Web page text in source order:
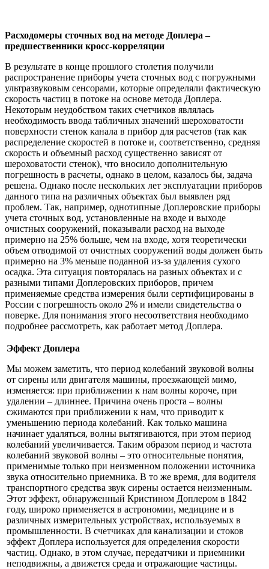
Расходомеры сточных вод на методе Доплера –
предшественники кросс-корреляции
В результате в конце прошлого столетия получили
распространение приборы учета сточных вод с погружными
ультразвуковым сенсорами, которые определяли фактическую
скорость частиц в потоке на основе метода Доплера.
Некоторым неудобством таких счетчиков являлась
необходимость ввода табличных значений шероховатости
поверхности стенок канала в прибор для расчетов (так как
распределение скоростей в потоке и, соответственно, средняя
скорость и объемный расход существенно зависят от
шероховатости стенок), что вносило дополнительную
погрешность в расчеты, однако в целом, казалось бы, задача
решена. Однако после нескольких лет эксплуатации приборов
данного типа на различных объектах был выявлен ряд
проблем. Так, например, однотипные Доплеровские приборы
учета сточных вод, установленные на входе и выходе
очистных сооружений, показывали расход на выходе
примерно на 25% больше, чем на входе, хотя теоретически
объем отводимой от очистных сооружений воды должен быть
примерно на 3% меньше поданной из-за удаления сухого
осадка. Эта ситуация повторялась на разных объектах и с
разными типами Доплеровских приборов, причем
применяемые средства измерения были сертифицированы в
России с погрешность около 2% и имели свидетельства о
поверке. Для понимания этого несоответствия необходимо
подробнее рассмотреть, как работает метод Доплера.
Эффект Доплера
Мы можем заметить, что период колебаний звуковой волны
от сирены или двигателя машины, проезжающей мимо,
изменяется: при приближении к нам волны короче, при
удалении – длиннее. Причина очень проста – волны
сжимаются при приближении к нам, что приводит к
уменьшению периода колебаний. Как только машина
начинает удаляться, волны вытягиваются, при этом период
колебаний увеличивается. Таким образом период и частота
колебаний звуковой волны – это относительные понятия,
применимые только при неизменном положении источника
звука относительно приемника. В то же время, для водителя
транспортного средства звук сирены остается неизменным.
Этот эффект, обнаруженный Кристином Доплером в 1842
году, широко применяется в астрономии, медицине и в
различных измерительных устройствах, используемых в
промышленности. В счетчиках для канализации и стоков
эффект Доплера используется для определения скорости
частиц. Однако, в этом случае, передатчики и приемники
неподвижны, а движется среда и отражающие частицы.